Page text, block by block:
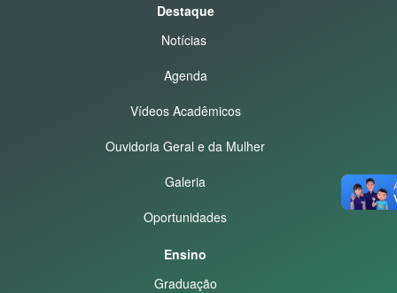
Destaque
Notícias
Agenda
Vídeos Acadêmicos
Ouvidoria Geral e da Mulher
Galeria
Oportunidades
Ensino
Graduação